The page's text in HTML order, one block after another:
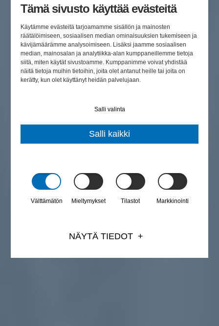
Tämä sivusto käyttää evästeitä
Käytämme evästeitä tarjoamamme sisällön ja mainosten
räätälöimiseen, sosiaalisen median ominaisuuksien tukemiseen ja
kävijämäärämme analysoimiseen. Lisäksi jaamme sosiaalisen
median, mainosalan ja analytiikka-alan kumppaneillemme tietoja
siitä, miten käytät sivustoamme. Kumppanimme voivat yhdistää
näitä tietoja muihin tietoihin, joita olet antanut heille tai joita on
kerätty, kun olet käyttänyt heidän palvelujaan.
Salli valinta
Salli kaikki
Välttämätön Mieltymykset Tilastot Markkinointi
NÄYTÄ TIEDOT